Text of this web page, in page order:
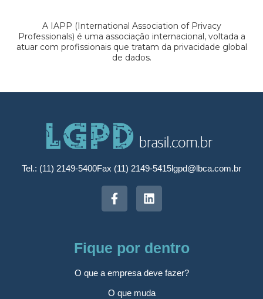
A IAPP (International Association of Privacy
Professionals) é uma associação internacional, voltada a
atuar com profissionais que tratam da privacidade global
de dados.
Tel.: (11) 2149-5400Fax (11) 2149-5415lgpd@lbca.com.br
Fique por dentro
O que a empresa deve fazer?
O que muda